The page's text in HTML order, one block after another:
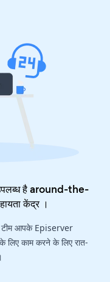
है around-the-
केंद्र।
टीम आपके Episerver
काम करने के लिए रात-